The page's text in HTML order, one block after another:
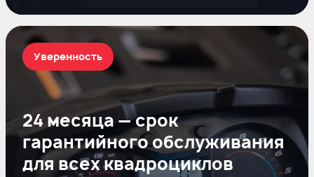
24 месяца — срок
гарантийного обслуживания
для всех квадроциклов
Уверенность